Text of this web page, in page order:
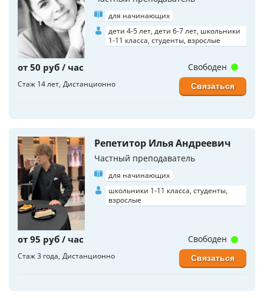
для начинающих
дети 4-5 лет, дети 6-7 лет, школьники
1-11 класса, студенты, взрослые
от 50 руб / час
Стаж 14 лет Дистанционно
Свободен
Связаться
Репетитор Илья Андреевич
Частный преподаватель
для начинающих
школьники 1-11 класса, студенты,
взрослые
от 95 руб / час
Стаж 3 года Дистанционно
Свободен
Связаться